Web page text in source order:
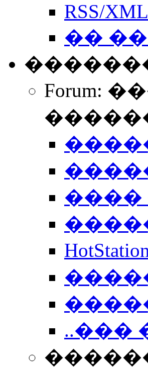
RSS/
��
Forum:
����
..���